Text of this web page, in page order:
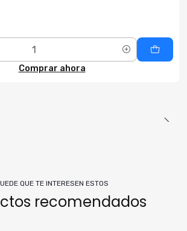
Comprar ahora
QUE TE INTERESEN ESTOS
recomendados